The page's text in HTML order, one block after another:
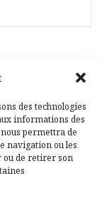
des technologies
informations des
permettra de
navigation ou les
ou de retirer son